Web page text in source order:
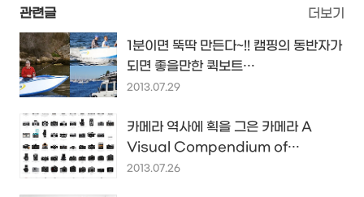
관련글 더보기
1분이면 뚝딱 만든다~!! 캠핑의 동반자가
되면 좋을만한 퀵보트
(Quickboats)...
2013.07.29
카메라 역사에 획을 그은 카메라 A
Visual Compendium of
Cameras
2013.07.26